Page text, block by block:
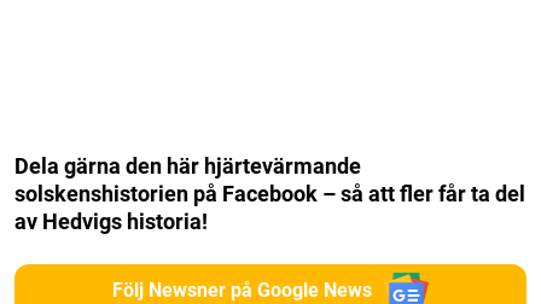
Dela gärna den här hjärtevärmande
solskenshistorien på Facebook – så att fler får ta del
av Hedvigs historia!
Följ Newsner på Google News